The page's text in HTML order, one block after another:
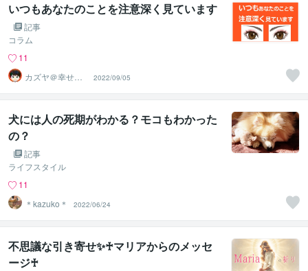
いつもあなたのことを注意深く見ています
記事
コラム
11
カズヤ＠幸せア
ドバイザー
2022/09/05
犬には人の死期がわかる？モコもわかった
の？
記事
ライフスタイル
11
＊kazuko＊
2022/06/24
不思議な引き寄せ✨♰マリアからのメッセ
ージ♰